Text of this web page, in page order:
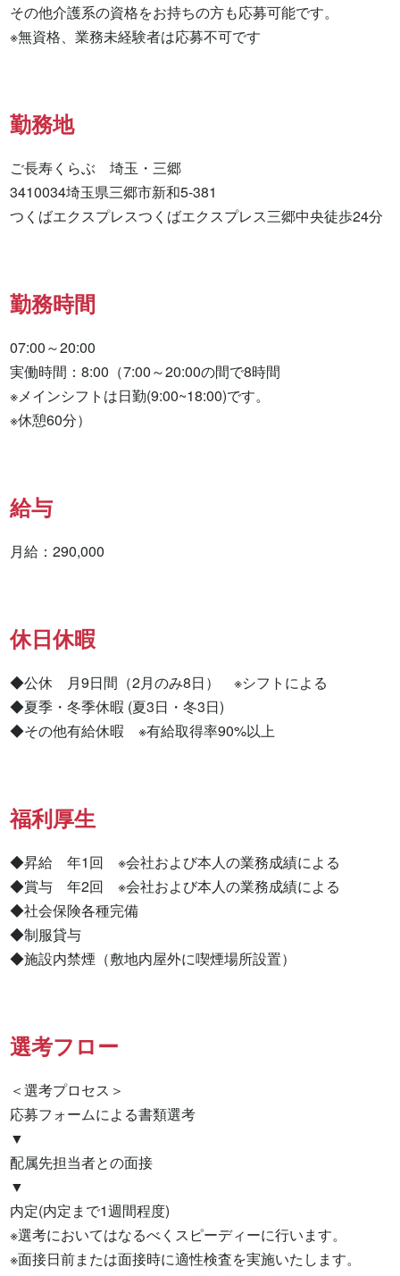
その他介護系の資格をお持ちの方も応募可能です。
※無資格、業務未経験者は応募不可です
勤務地
ご長寿くらぶ　埼玉・三郷
3410034埼玉県三郷市新和5-381
つくばエクスプレスつくばエクスプレス三郷中央徒歩24分
勤務時間
07:00～20:00
実働時間：8:00（7:00～20:00の間で8時間
※メインシフトは日勤(9:00~18:00)です。
※休憩60分）
給与
月給：290,000
休日休暇
◆公休　月9日間（2月のみ8日）　※シフトによる
◆夏季・冬季休暇 (夏3日・冬3日)
◆その他有給休暇　※有給取得率90%以上
福利厚生
◆昇給　年1回　※会社および本人の業務成績による
◆賞与　年2回　※会社および本人の業務成績による
◆社会保険各種完備
◆制服貸与
◆施設内禁煙（敷地内屋外に喫煙場所設置）
選考フロー
＜選考プロセス＞
応募フォームによる書類選考
▼
配属先担当者との面接
▼
内定(内定まで1週間程度)
※選考においてはなるべくスピーディーに行います。
※面接日前または面接時に適性検査を実施いたします。